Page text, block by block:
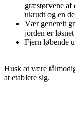
græstørvene af
ukrudt og en
Vær generelt
jorden er
Fjern løbende
Husk at være
at etablere sig.